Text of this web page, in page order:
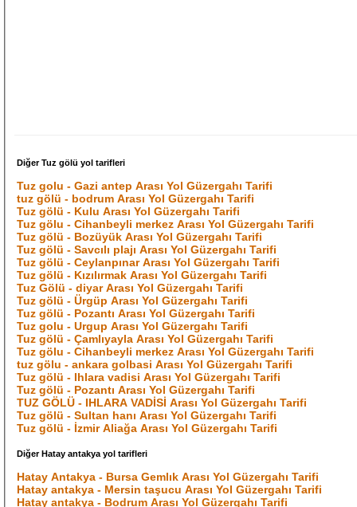
Diğer Tuz gölü yol tarifleri
Tuz golu - Gazi antep Arası Yol Güzergahı Tarifi
tuz gölü - bodrum Arası Yol Güzergahı Tarifi
Tuz gölü - Kulu Arası Yol Güzergahı Tarifi
Tuz gölu - Cihanbeyli merkez Arası Yol Güzergahı Tarifi
Tuz gölü - Bozüyük Arası Yol Güzergahı Tarifi
Tuz gölü - Savcılı plajı Arası Yol Güzergahı Tarifi
Tuz gölü - Ceylanpınar Arası Yol Güzergahı Tarifi
Tuz gölü - Kızılırmak Arası Yol Güzergahı Tarifi
Tuz Gölü - diyar Arası Yol Güzergahı Tarifi
Tuz gölü - Ürgüp Arası Yol Güzergahı Tarifi
Tuz gölü - Pozantı Arası Yol Güzergahı Tarifi
Tuz golu - Urgup Arası Yol Güzergahı Tarifi
Tuz gölü - Çamlıyayla Arası Yol Güzergahı Tarifi
Tuz gölu - Cihanbeyli merkez Arası Yol Güzergahı Tarifi
tuz gölu - ankara golbasi Arası Yol Güzergahı Tarifi
Tuz gölü - Ihlara vadisi Arası Yol Güzergahı Tarifi
Tuz gölü - Pozantı Arası Yol Güzergahı Tarifi
TUZ GÖLÜ - IHLARA VADİSİ Arası Yol Güzergahı Tarifi
Tuz gölü - Sultan hanı Arası Yol Güzergahı Tarifi
Tuz gölü - İzmir Aliağa Arası Yol Güzergahı Tarifi
Diğer Hatay antakya yol tarifleri
Hatay Antakya - Bursa Gemlık Arası Yol Güzergahı Tarifi
Hatay antakya - Mersin taşucu Arası Yol Güzergahı Tarifi
Hatay antakya - Bodrum Arası Yol Güzergahı Tarifi